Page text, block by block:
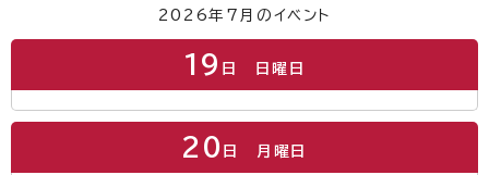
2026年7月のイベント
19 日 日曜日
20 日 月曜日